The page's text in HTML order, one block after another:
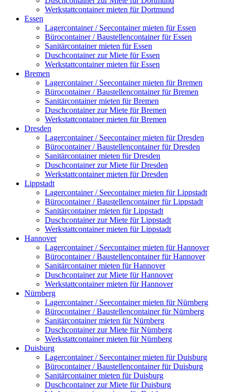
Werkstattcontainer mieten für Dortmund
Essen
Lagercontainer / Seecontainer mieten für Essen
Bürocontainer / Baustellencontainer für Essen
Sanitärcontainer mieten für Essen
Duschcontainer zur Miete für Essen
Werkstattcontainer mieten für Essen
Bremen
Lagercontainer / Seecontainer mieten für Bremen
Bürocontainer / Baustellencontainer für Bremen
Sanitärcontainer mieten für Bremen
Duschcontainer zur Miete für Bremen
Werkstattcontainer mieten für Bremen
Dresden
Lagercontainer / Seecontainer mieten für Dresden
Bürocontainer / Baustellencontainer für Dresden
Sanitärcontainer mieten für Dresden
Duschcontainer zur Miete für Dresden
Werkstattcontainer mieten für Dresden
Lippstadt
Lagercontainer / Seecontainer mieten für Lippstadt
Bürocontainer / Baustellencontainer für Lippstadt
Sanitärcontainer mieten für Lippstadt
Duschcontainer zur Miete für Lippstadt
Werkstattcontainer mieten für Lippstadt
Hannover
Lagercontainer / Seecontainer mieten für Hannover
Bürocontainer / Baustellencontainer für Hannover
Sanitärcontainer mieten für Hannover
Duschcontainer zur Miete für Hannover
Werkstattcontainer mieten für Hannover
Nürnberg
Lagercontainer / Seecontainer mieten für Nürnberg
Bürocontainer / Baustellencontainer für Nürnberg
Sanitärcontainer mieten für Nürnberg
Duschcontainer zur Miete für Nürnberg
Werkstattcontainer mieten für Nürnberg
Duisburg
Lagercontainer / Seecontainer mieten für Duisburg
Bürocontainer / Baustellencontainer für Duisburg
Sanitärcontainer mieten für Duisburg
Duschcontainer zur Miete für Duisburg